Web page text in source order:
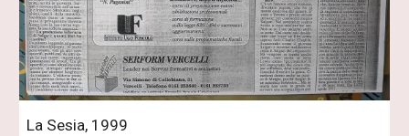
La Sesia, 1999